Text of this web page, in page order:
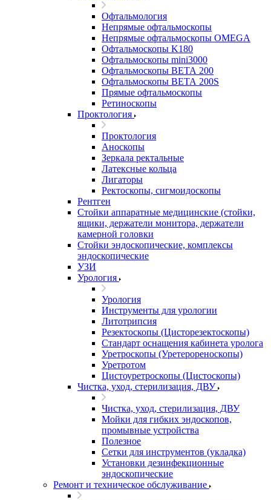
Офтальмология
Непрямые офтальмоскопы
Непрямые офтальмоскопы OMEGA
Офтальмоскопы K180
Офтальмоскопы mini3000
Офтальмоскопы ВЕТА 200
Офтальмоскопы ВЕТА 200S
Прямые офтальмоскопы
Ретиноскопы
Проктология
Проктология
Аноскопы
Зеркала ректальные
Латексные кольца
Лигаторы
Ректоскопы, сигмоидоскопы
Рентген
Стойки аппаратные медицинские (стойки,
ящики, держатели монитора, держатели
камерной головки
Стойки эндоскопические, комплексы
эндоскопические
УЗИ
Урология
Урология
Инструменты для урологии
Литотрипсия
Резектоскопы (Цисторезектоскопы)
Стандарт оснащения кабинета уролога
Уретроскопы (Уретерореноскопы)
Уретротом
Цистоуретроскопы (Цистоскопы)
Чистка, уход, стерилизация, ДВУ
Чистка, уход, стерилизация, ДВУ
Мойки для гибких эндоскопов,
промывные устройства
Полезное
Сетки для инструментов (укладка)
Установки дезинфекционные
эндоскопические
Ремонт и техническое обслуживание